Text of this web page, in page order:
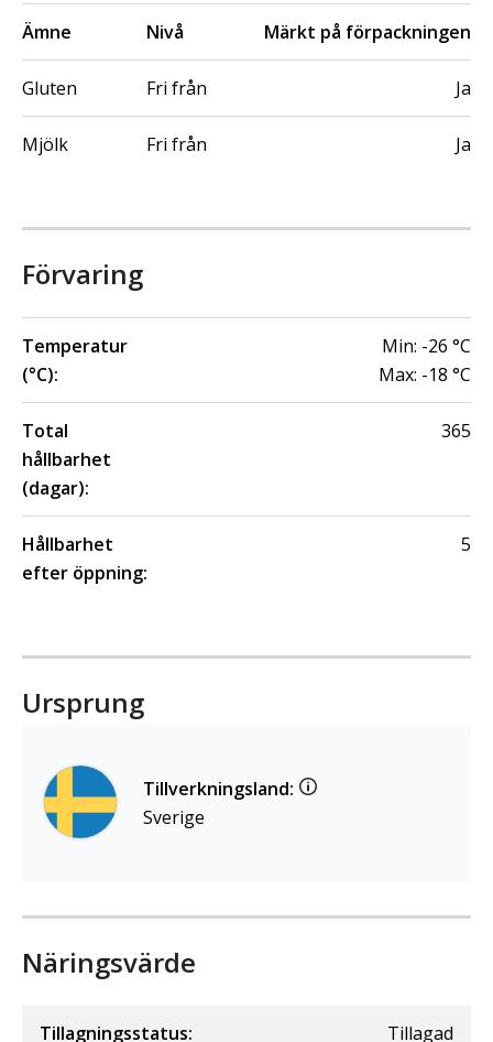
Ämne Nivå Märkt på förpackningen
Gluten Fri från Ja
Mjölk Fri från Ja
Förvaring
Temperatur
(°C):
Min: -26 °C
Max: -18 °C
Total
hållbarhet
(dagar):
365
Hållbarhet
efter öppning:
5
Ursprung
Tillverkningsland:
Sverige
Näringsvärde
Tillagningsstatus: Tillagad